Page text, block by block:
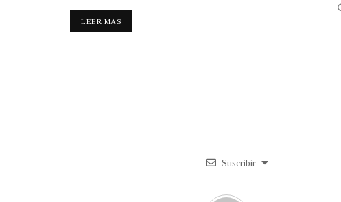
LEER MÁS
Suscribir